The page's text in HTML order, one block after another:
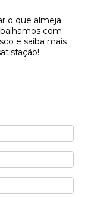
o que almeja.
com
e saiba mais